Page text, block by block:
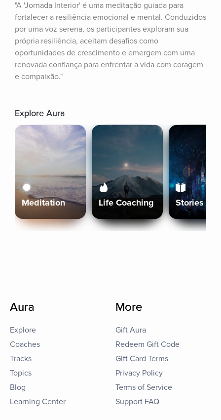
"A 'Jornada Interior' é uma meditação guiada para
fortalecer a resiliência emocional e mental. Conduzidos
por uma voz serena, os participantes exploram sua
própria resiliência, aceitam desafios como
oportunidades de crescimento e emergem com uma
renovada confiança para enfrentar a vida com coragem
e compaixão."
Explore Aura
Meditation Life Coaching Stories
Aura
Explore
Coaches
Tracks
Topics
Blog
Learning Center
More
Gift Aura
Redeem Gift Code
Gift Card Terms
Privacy Policy
Terms of Service
Support FAQ